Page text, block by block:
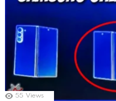
55 Views